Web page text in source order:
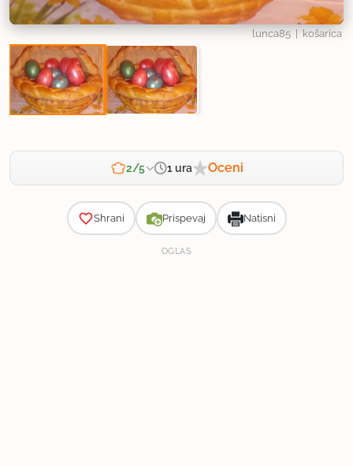
lunca85 | košarica
2/5 1 ura Oceni
Shrani Prispevaj Natisni
OGLAS